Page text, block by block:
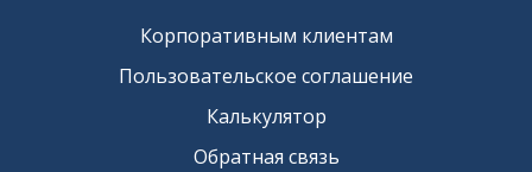
Корпоративным клиентам
Пользовательское соглашение
Калькулятор
Обратная связь